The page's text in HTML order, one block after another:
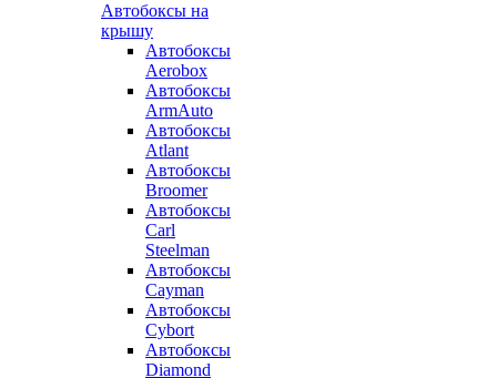
Автобоксы на
крышу
Автобоксы
Aerobox
Автобоксы
ArmAuto
Автобоксы
Atlant
Автобоксы
Broomer
Автобоксы
Carl
Steelman
Автобоксы
Cayman
Автобоксы
Cybort
Автобоксы
Diamond